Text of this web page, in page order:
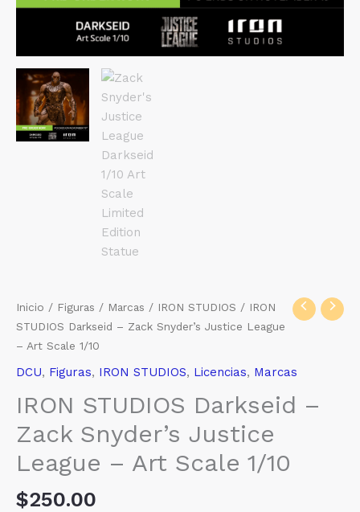
Inicio / Figuras / Marcas / IRON STUDIOS / IRON
STUDIOS Darkseid – Zack Snyder’s Justice League
– Art Scale 1/10
DCU, Figuras, IRON STUDIOS, Licencias, Marcas
IRON STUDIOS Darkseid –
Zack Snyder’s Justice
League – Art Scale 1/10
$250.00